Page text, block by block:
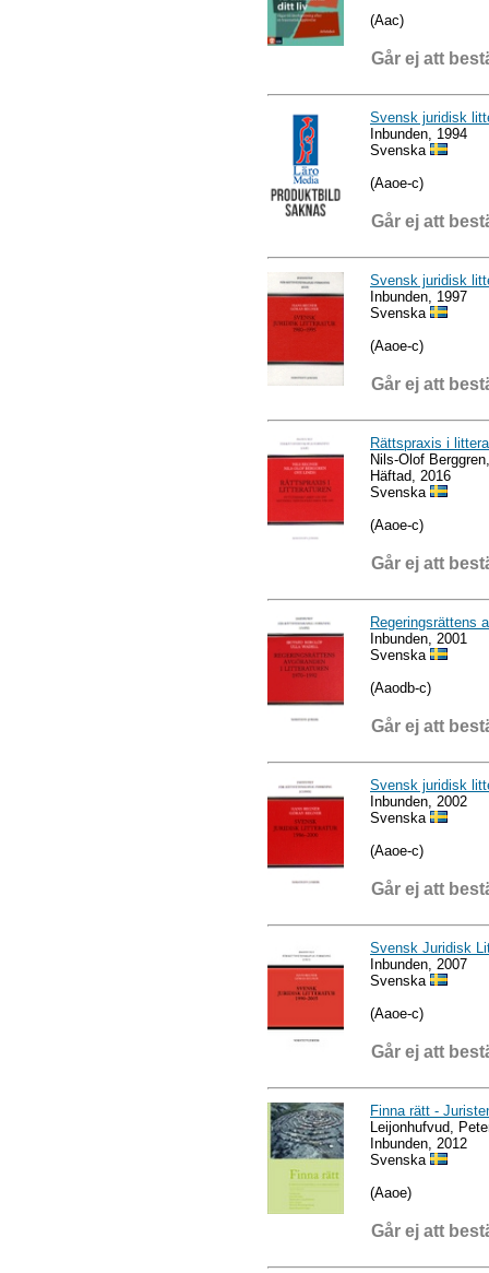
(Aac)
Går ej att
Svensk juridisk
Inbunden, 1994
Svenska
(Aaoe-c)
Går ej att
Svensk juridisk
Inbunden, 1997
Svenska
(Aaoe-c)
Går ej att
Rättspraxis i
Nils-Olof
Häftad, 2016
Svenska
(Aaoe-c)
Går ej att
Regeringsrättens
Inbunden, 2001
Svenska
(Aaodb-c)
Går ej att
Svensk juridisk
Inbunden, 2002
Svenska
(Aaoe-c)
Går ej att
Svensk Juridisk
Inbunden, 2007
Svenska
(Aaoe-c)
Går ej att
Finna rätt -
Leijonhufvud,
Inbunden, 2012
Svenska
(Aaoe)
Går ej att